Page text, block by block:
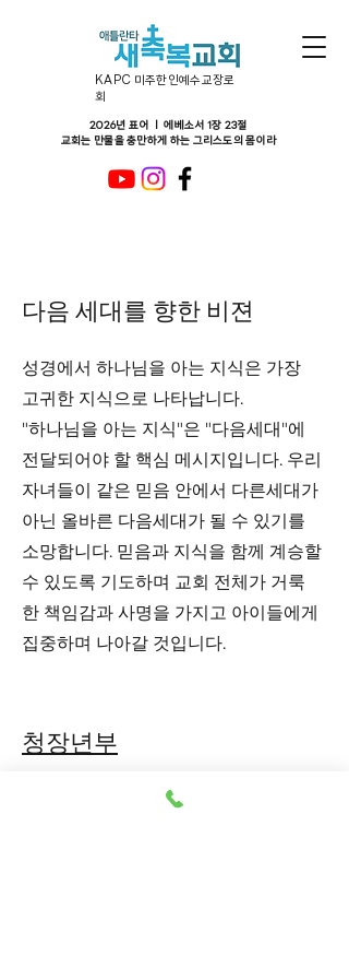
KAPC 미주한인예수교장로
회
2026년 표어 ㅣ 에베소서 1장 23절
교회는 만물을 충만하게 하는 그리스도의 몸이라
다음 세대를 향한 비젼
성경에서 하나님을 아는 지식은 가장
고귀한 지식으로 나타납니다.
​"하나님을 아는 지식"은 "다음세대"에
전달되어야 할 핵심 메시지입니다. 우리
자녀들이 같은 믿음 안에서 다른세대가
아닌 올바른 다음세대가 될 수 있기를
소망합니다. 믿음과 지식을 함께 계승할
수 있도록 기도하며 교회 전체가 거룩
한 책임감과 사명을 가지고 아이들에게
집중하며 나아갈 것입니다.
청장년부